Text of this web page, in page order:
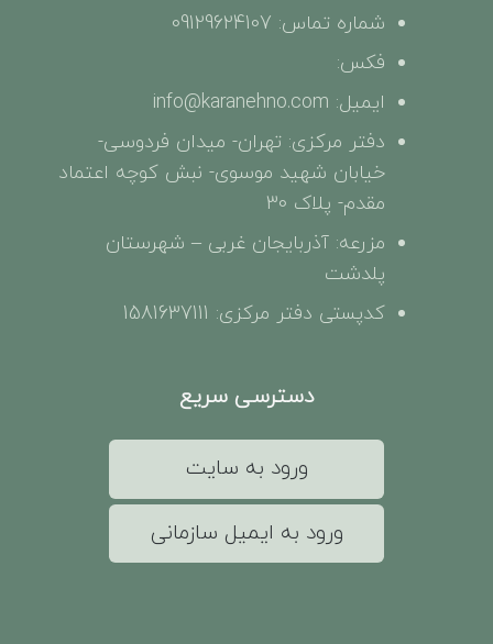
شماره تماس: 09129624107
فکس:
ایمیل: info@karanehno.com
دفتر مرکزی: تهران- میدان فردوسی-
خیابان شهید موسوی- نبش کوچه اعتماد
مقدم- پلاک 30
مزرعه: آذربایجان غربی – شهرستان
پلدشت
کدپستی دفتر مرکزی: 1581637111
دسترسی سریع
ورود به سایت
ورود به ایمیل سازمانی